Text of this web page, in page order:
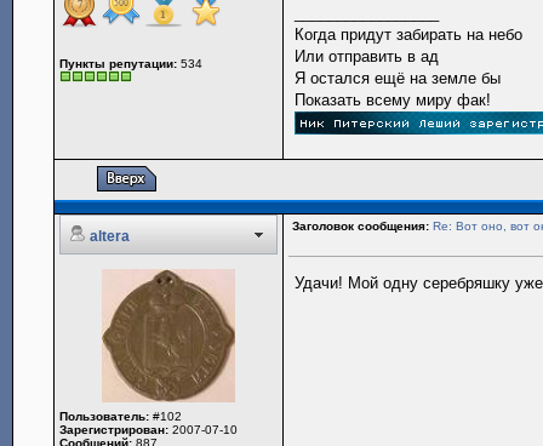
Пункты репутации: 534
Когда придут забирать на небо
Или отправить в ад
Я остался ещё на земле бы
Показать всему миру фак!
altera
Заголовок сообщения: Re: Вот оно, вот
Пользователь: #102
Зарегистрирован: 2007-07-10
Сообщений: 887
Удачи! Мой одну серебряшку